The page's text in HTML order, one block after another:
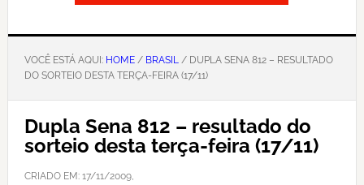
VOCÊ ESTÁ AQUI: HOME/ BRASIL/ DUPLA SENA 812 – RESULTADO
DO SORTEIO DESTA TERÇA-FEIRA (17/11)
Dupla Sena 812 – resultado do
sorteio desta terça-feira (17/11)
CRIADO EM: 17/11/2009,